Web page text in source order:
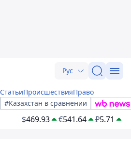
Рус
СтатьиПроисшествияПраво
#Казахстан в сравнении
$469.93 €541.64 ₽5.71